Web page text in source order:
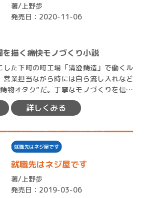
著/上野歩
発売日：2020-11-06
を描く痛快モノづくり小説
た下町の町工場「清澄鋳造」で働くル
営業担当ながら時には自ら流し入れなど
物オタク”だ。丁寧なモノづくりを信条
詳しくみる
就職先はネジ屋です
就職先はネジ屋です
著/上野歩
発売日：2019-03-06